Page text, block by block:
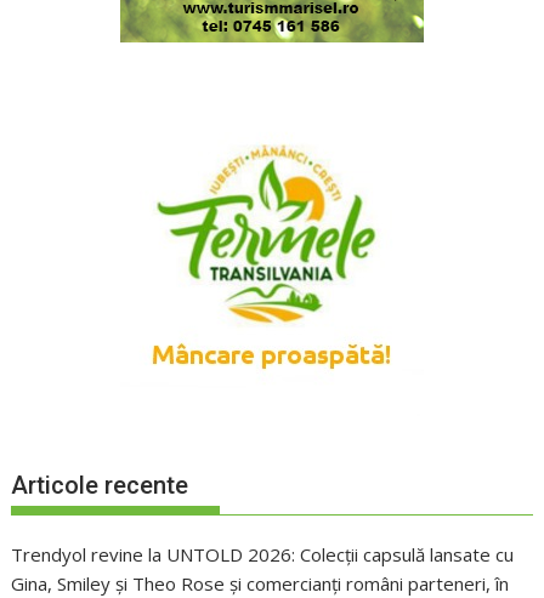
Articole recente
Trendyol revine la UNTOLD 2026: Colecții capsulă lansate cu
Gina, Smiley și Theo Rose și comercianți români parteneri, în